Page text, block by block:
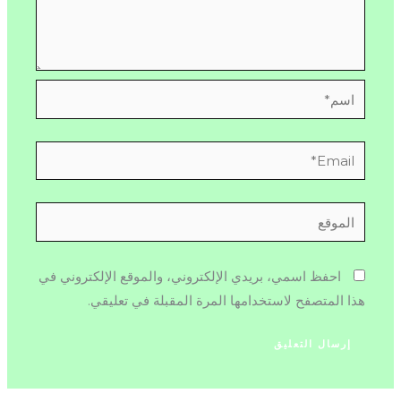
اسم*
Email*
الموقع
احفظ اسمي، بريدي الإلكتروني، والموقع الإلكتروني في
هذا المتصفح لاستخدامها المرة المقبلة في تعليقي.